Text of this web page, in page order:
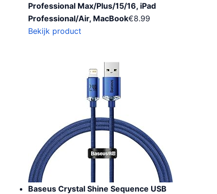
Professional Max/Plus/15/16, iPad
Professional/Air, MacBook€8.99
Bekijk product
Baseus Crystal Shine Sequence USB